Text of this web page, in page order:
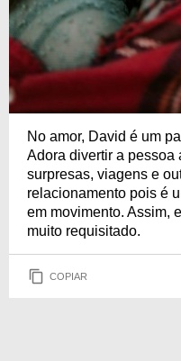
No amor, David é um
Adora divertir a pessoa
surpresas, viagens e
relacionamento pois é
em movimento. Assim,
muito requisitado.
COPIAR